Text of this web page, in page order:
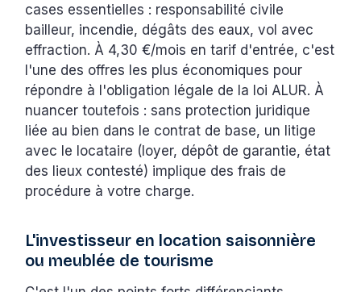
cases essentielles : responsabilité civile
bailleur, incendie, dégâts des eaux, vol avec
effraction. À 4,30 €/mois en tarif d'entrée, c'est
l'une des offres les plus économiques pour
répondre à l'obligation légale de la loi ALUR. À
nuancer toutefois : sans protection juridique
liée au bien dans le contrat de base, un litige
avec le locataire (loyer, dépôt de garantie, état
des lieux contesté) implique des frais de
procédure à votre charge.
L'investisseur en location saisonnière
ou meublée de tourisme